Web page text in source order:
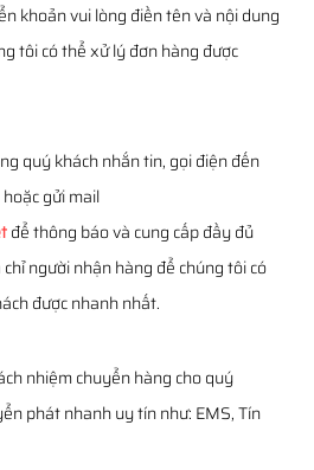
khoản vui lòng điền tên và nội dung
tôi có thể xử lý đơn hàng được
quý khách nhắn tin, gọi điện đến
hoặc gửi mail
để thông báo và cung cấp đầy đủ
người nhận hàng để chúng tôi có
được nhanh nhất.
nhiệm chuyển hàng cho quý
phát nhanh uy tín như: EMS, Tín